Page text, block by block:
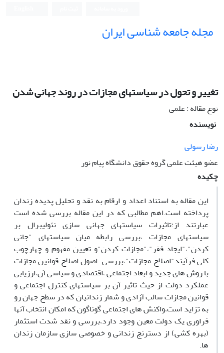
مجله جامعه شناسی ایران
تغییر و تحول در سیاستهای مجازات در روند جهانی شدن
نوع مقاله : علمی
نویسنده
رضا رسولی
عضو هیئت علمی گروه حقوق دانشگاه پیام نور
چکیده
این مقاله به استناد اعداد و ارقام به نقد و تحلیل پدیده زندان
پرداخته است.اهم مطالبی که در این مقاله بررسی شده است
عبارتند از:تاثیرات سیاستهای جهانی سازی نئولیبرال بر
سیاستهای مجازات ،بررسی رابطه میان سیاستهای "جانی
کردن"،"ایجاد فقر"،"مجازات کردن"و تعیین مفهوم و چهارچوب
کلی فرآیند"اصلاح مجازات"،بررسی اصول اصلاح قوانین مجازات
با روش های جدید و ابعاد اجتماعی ،اقتصادی و سیاسی آن،ارزیابی
عملکرد دولت از حیث تاثیر آن بر سیاستهای کنترل اجتماعی و
قوانین مجازات سالب آزادی و شمار زندانیان که در سطح جهان رو
به تزاید است،واکنش های اجتماعی گوناگون که امکان انتخاب آنها
فراوری یک دولت معین وجود دارد،بررسی و نقد شدت استثمار
(بهره کشی) از دسترنج زندانی و خصوصی سازی سازمان زندان
ها.